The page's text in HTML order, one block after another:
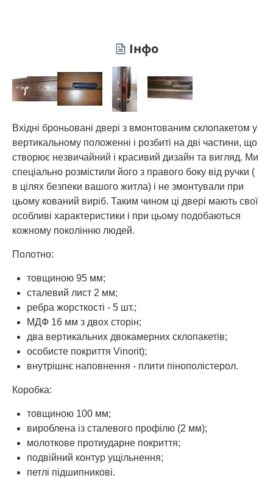
Інфо
Вхідні броньовані двері з вмонтованим склопакетом у
вертикальному положенні і розбиті на дві частини, що
створює незвичайний і красивий дизайн та вигляд. Ми
спеціально розмістили його з правого боку від ручки (
в цілях безпеки вашого житла) і не змонтували при
цьому кований виріб. Таким чином ці двері мають свої
особливі характеристики і при цьому подобаються
кожному поколінню людей.
Полотно:
товщиною 95 мм;
сталевий лист 2 мм;
ребра жорсткості - 5 шт.;
МДФ 16 мм з двох сторін;
два вертикальних двокамерних склопакетів;
особисте покриття Vinorit);
внутрішнє наповнення - плити пінополістерол.
Коробка:
товщиною 100 мм;
вироблена із сталевого профілю (2 мм);
молоткове протиударне покриття;
подвійний контур ущільнення;
петлі підшипникові.